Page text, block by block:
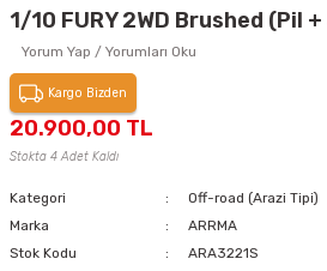
1/10 FURY 2WD Brushed (Pil
Yorum Yap / Yorumları Oku
Kargo Bizden
20.900,00 TL
Stokta 4 Adet Kaldı
Kategori
Off-road (Arazi Tipi)
Marka
ARRMA
Stok Kodu
ARA3221S